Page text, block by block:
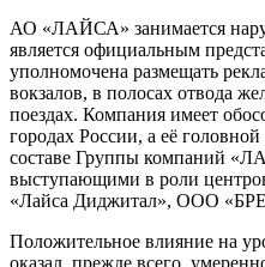
АО «ЛАЙСА» занимается
является официальным
уполномочена размещать
вокзалов, в полосах отвода
поездах. Компания имеет
городах России, а её
составе Группы компаний
выступающими в роли
«Лайса Диджитал», ООО
Положительное влияние на